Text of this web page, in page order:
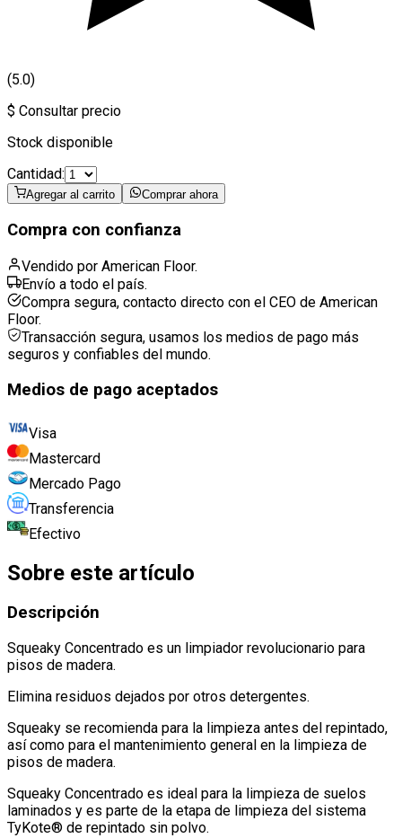
(5.0)
$ Consultar precio
Stock disponible
Cantidad:
Agregar al carrito Comprar ahora
Compra con confianza
Vendido por American Floor.
Envío a todo el país.
Compra segura, contacto directo con el CEO de American
Floor.
Transacción segura, usamos los medios de pago más
seguros y confiables del mundo.
Medios de pago aceptados
Visa
Mastercard
Mercado Pago
Transferencia
Efectivo
Sobre este artículo
Descripción
Squeaky Concentrado es un limpiador revolucionario para
pisos de madera.
Elimina residuos dejados por otros detergentes.
Squeaky se recomienda para la limpieza antes del repintado,
así como para el mantenimiento general en la limpieza de
pisos de madera.
Squeaky Concentrado es ideal para la limpieza de suelos
laminados y es parte de la etapa de limpieza del sistema
TyKote® de repintado sin polvo.